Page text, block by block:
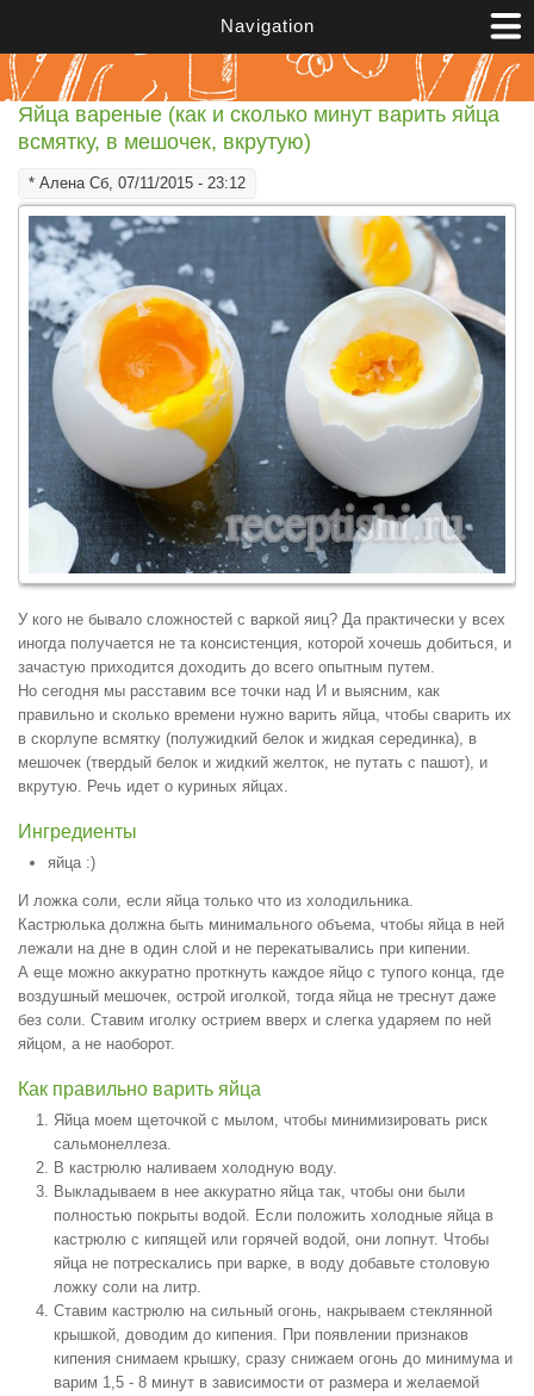
Navigation
Яйца вареные (как и сколько минут варить яйца
всмятку, в мешочек, вкрутую)
* АленаСб, 07/11/2015 - 23:12
У кого не бывало сложностей с варкой яиц? Да практически у всех
иногда получается не та консистенция, которой хочешь добиться, и
зачастую приходится доходить до всего опытным путем.
Но сегодня мы расставим все точки над И и выясним, как
правильно и сколько времени нужно варить яйца, чтобы сварить их
в скорлупе всмятку (полужидкий белок и жидкая серединка), в
мешочек (твердый белок и жидкий желток, не путать с пашот), и
вкрутую. Речь идет о куриных яйцах.
Ингредиенты
яйца :)
И ложка соли, если яйца только что из холодильника.
Кастрюлька должна быть минимального объема, чтобы яйца в ней
лежали на дне в один слой и не перекатывались при кипении.
А еще можно аккуратно проткнуть каждое яйцо с тупого конца, где
воздушный мешочек, острой иголкой, тогда яйца не треснут даже
без соли. Ставим иголку острием вверх и слегка ударяем по ней
яйцом, а не наоборот.
Как правильно варить яйца
Яйца моем щеточкой с мылом, чтобы минимизировать риск
сальмонеллеза.
В кастрюлю наливаем холодную воду.
Выкладываем в нее аккуратно яйца так, чтобы они были
полностью покрыты водой. Если положить холодные яйца в
кастрюлю с кипящей или горячей водой, они лопнут. Чтобы
яйца не потрескались при варке, в воду добавьте столовую
ложку соли на литр.
Ставим кастрюлю на сильный огонь, накрываем стеклянной
крышкой, доводим до кипения. При появлении признаков
кипения снимаем крышку, сразу снижаем огонь до минимума и
варим 1,5 - 8 минут в зависимости от размера и желаемой